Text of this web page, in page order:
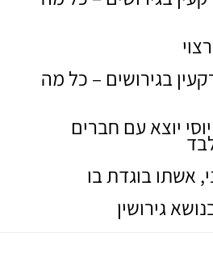
בגירושים – כל מה
יוסי יוצא עם חברים
אשתו בוגדת בו
גירושין